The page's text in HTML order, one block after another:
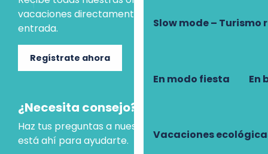
Slow mode – Turismo
En modo fiesta En
Vacaciones
vacaciones directamente en tu bandeja de
entrada.
Regístrate ahora
¿Necesita consejo?
Haz tus preguntas a nuestro asistente virtual, que
está ahí para ayudarte.